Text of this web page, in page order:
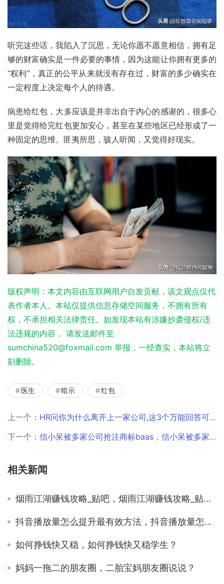
听完这些话，我陷入了沉思，无论你愿不愿意相信，拥有足
够的财富确实是一件必要的事情，因为这能让你拥有更多的
“权利”，真正的公平从来就没有存在过，财富的多少确实在
一定程度上决定每个人的待遇。
病患给红包，大多应该是并非出自于内心的感谢的，很多心
里是觉得给完红包更加安心，甚至在某些地区已经形成了一
种固定的思维。匪夷所思，骇人听闻，又觉得好现实。
版权声明：本文内容由互联网用户自发贡献，该文观点仅代
表作者本人。本站仅提供信息存储空间服务，不拥有所有
权，不承担相关法律责任。如发现本站有涉嫌抄袭侵权/违
法违规的内容， 请发送邮件至
sumchina520@foxmail.com 举报，一经查实，本站将立
刻删除。
医生 暗示 红包
上一个： HR问你为什么离开上一家公司,这3个万能回答可以救你!，hr问你为什么离开上一家公司该怎么回答
下一个： 信小呆被多家公司抢注商标baas，信小呆被多家公司抢注商标
相关新闻
烟雨江湖赚钱攻略_贴吧，烟雨江湖赚钱攻略_贴吧最新？
抖音播放量怎么提升最有效方法，抖音播放量怎么提升最有效方法视频？
如何挣钱快又稳，如何挣钱快又稳学生？
妈妈一拖二的朋友圈，二胎宝妈朋友圈说说？